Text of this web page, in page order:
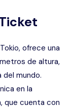
ofrece una
de altura,
mundo.
en la
que cuenta con